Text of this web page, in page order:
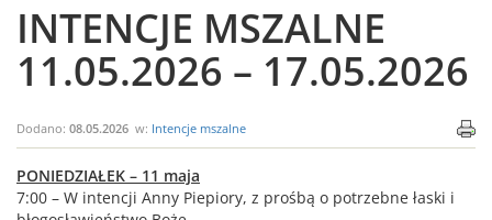
INTENCJE MSZALNE
11.05.2026 – 17.05.2026
Dodano: 08.05.2026 w: Intencje mszalne
PONIEDZIAŁEK – 11 maja
7:00 – W intencji Anny Piepiory, z prośbą o potrzebne łaski i